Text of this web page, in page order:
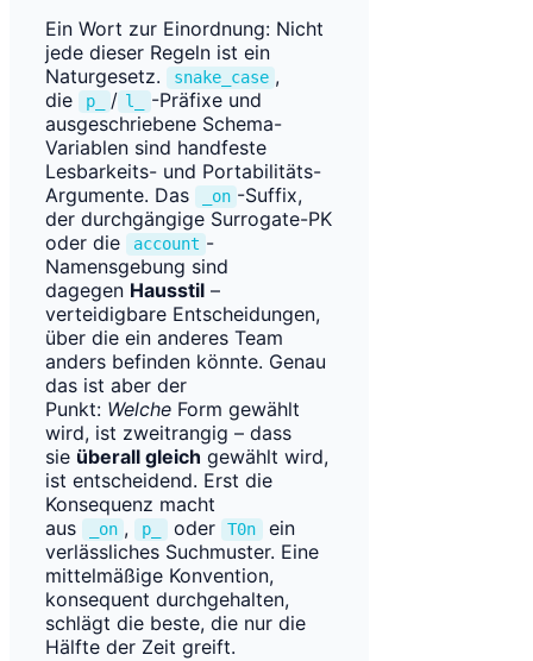
Ein Wort zur Einordnung: Nicht
jede dieser Regeln ist ein
Naturgesetz.
snake_case ,
die
p_ / l_
-Präfixe und
ausgeschriebene Schema-
Variablen sind handfeste
Lesbarkeits- und Portabilitäts-
Argumente. Das
_on -Suffix,
der durchgängige Surrogate-PK
oder die
account -
Namensgebung sind
dagegen Hausstil –
verteidigbare Entscheidungen,
über die ein anderes Team
anders befinden könnte. Genau
das ist aber der
Punkt: Welche Form gewählt
wird, ist zweitrangig – dass
sie überall gleich gewählt wird,
ist entscheidend. Erst die
Konsequenz macht
aus
_on , p_ oder T0n
ein
verlässliches Suchmuster. Eine
mittelmäßige Konvention,
konsequent durchgehalten,
schlägt die beste, die nur die
Hälfte der Zeit greift.